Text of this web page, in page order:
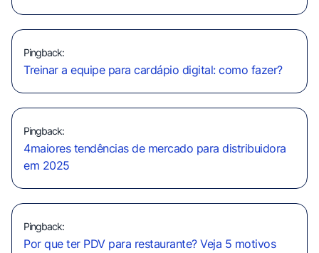
Pingback:
Treinar a equipe para cardápio digital: como fazer?
Pingback:
4maiores tendências de mercado para distribuidora
em 2025
Pingback:
Por que ter PDV para restaurante? Veja 5 motivos